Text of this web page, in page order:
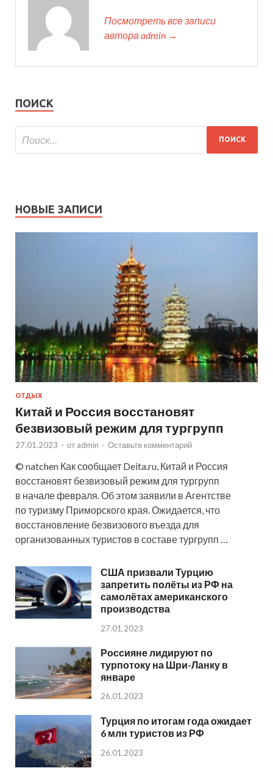
Посмотреть все записи
автора admin →
ПОИСК
НОВЫЕ ЗАПИСИ
ОТДЫХ
Китай и Россия восстановят
безвизовый режим для тургрупп
27.01.2023 - от admin - Оставьте комментарий
© natchen Как сообщает Deita.ru, Китай и Россия
восстановят безвизовый режим для тургрупп
в начале февраля. Об этом заявили в Агентстве
по туризму Приморского края. Ожидается, что
восстановление безвизового въезда для
организованных туристов в составе тургрупп …
США призвали Турцию
запретить полёты из РФ на
самолётах американского
производства
27.01.2023
Россияне лидируют по
турпотоку на Шри-Ланку в
январе
26.01.2023
Турция по итогам года ожидает
6 млн туристов из РФ
26.01.2023